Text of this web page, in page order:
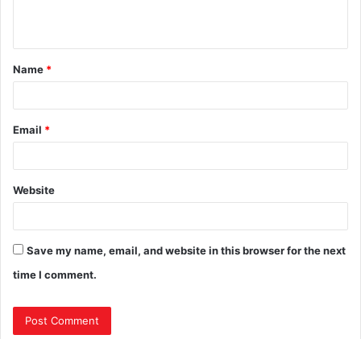
t
*
Name *
Email *
Website
Save my name, email, and website in this browser for the next
time I comment.